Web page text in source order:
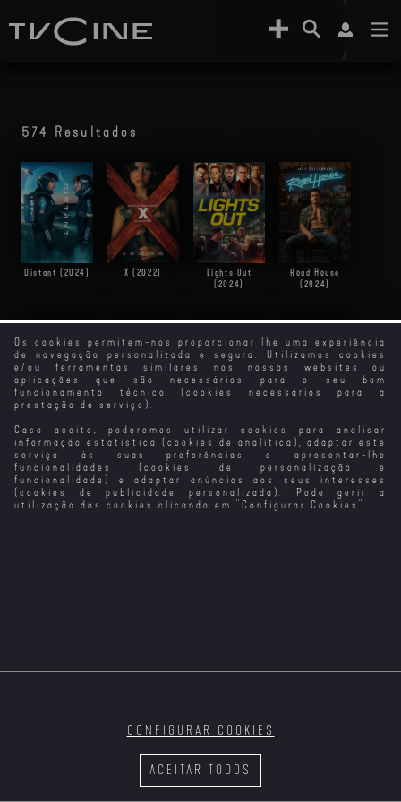
Os cookies permitem-nos proporcionar lhe uma experiência
de navegação personalizada e segura. Utilizamos cookies
e/ou ferramentas similares nos nossos websites ou
aplicações que são necessários para o seu bom
funcionamento técnico (cookies necessários para a
prestação de serviço).
Caso aceite, poderemos utilizar cookies para analisar
informação estatística (cookies de analítica), adaptar este
serviço às suas preferências e apresentar-lhe
funcionalidades (cookies de personalização e
funcionalidade) e adaptar anúncios aos seus interesses
(cookies de publicidade personalizada). Pode gerir a
utilização dos cookies clicando em " Configurar Cookies ".
ACEITAR TODOS
CONFIGURAR COOKIES
574 Resultados
Distant (2024) X (2022)
Lights Out
(2024)
Road House
(2024)
O Regresso de
Ulisses (2024)
Until Dawn
(2025)
Mean Girls
(2024)
A Espada da
Vingança (2024)
(2025)